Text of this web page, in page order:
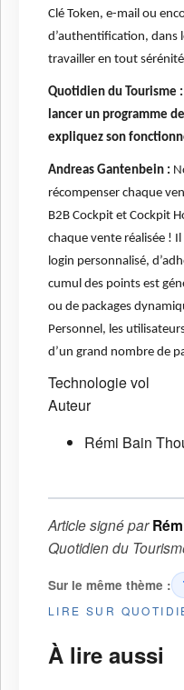
Clé Token, e-mail ou
d’authentification, dans
travailler en tout
Quotidien du Tourisme
lancer un programme
expliquez son
Andreas Gantenbein :
récompenser chaque
B2B Cockpit et Cockpit
chaque vente réalisée !
login personnalisé,
cumul des points est
ou de packages
Personnel, les
d’un grand nombre de
Technologievol
Auteur
Rémi Bain
Article signé par
Quotidien du
Sur le même thème :
LIRE SUR
À lire aussi